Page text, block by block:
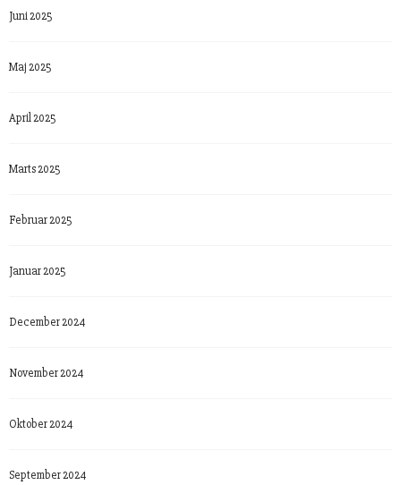
Juni 2025
Maj 2025
April 2025
Marts 2025
Februar 2025
Januar 2025
December 2024
November 2024
Oktober 2024
September 2024